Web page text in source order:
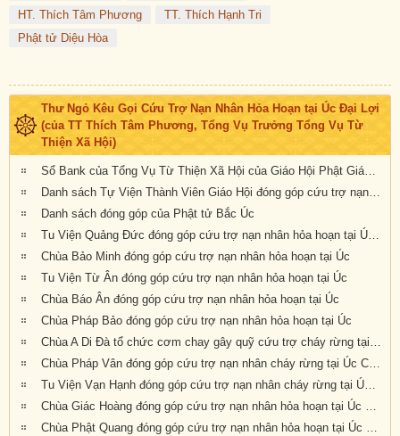
HT. Thích Tâm Phương
TT. Thích Hạnh Tri
Phật tử Diệu Hòa
Thư Ngỏ Kêu Gọi Cứu Trợ Nạn Nhân Hỏa Hoạn tại Úc Đại Lợi
(của TT Thích Tâm Phương, Tổng Vụ Trưởng Tổng Vụ Từ
Thiện Xã Hội)
Sổ Bank của Tổng Vụ Từ Thiện Xã Hội của Giáo Hội Phật Giáo Việt Nam Thống Nhất Hải Ngoại tại Úc Đại Lợi- Tân Tây Lan
Danh sách Tự Viện Thành Viên Giáo Hội đóng góp cứu trợ nạn nhân hỏa hoạn tại Úc
Danh sách đóng góp của Phật tử Bắc Úc
Tu Viện Quảng Đức đóng góp cứu trợ nạn nhân hỏa hoạn tại Úc Châu
Chùa Bảo Minh đóng góp cứu trợ nạn nhân hỏa hoạn tại Úc
Tu Viện Từ Ân đóng góp cứu trợ nạn nhân hỏa hoạn tại Úc
Chùa Báo Ân đóng góp cứu trợ nạn nhân hỏa hoạn tại Úc
Chùa Pháp Bảo đóng góp cứu trợ nạn nhân hỏa hoạn tại Úc
Chùa A Di Đà tổ chức cơm chay gây quỹ cứu trợ cháy rừng tại Úc châu (19.01.2020) 19/1/2020
Chùa Pháp Vân đóng góp cứu trợ nạn nhân cháy rừng tại Úc Châu
Tu Viện Vạn Hạnh đóng góp cứu trợ nạn nhân cháy rừng tại Úc Châu
Chùa Giác Hoàng đóng góp cứu trợ nạn nhân hỏa hoạn tại Úc Châu
Chùa Phật Quang đóng góp cứu trợ nạn nhân hỏa hoạn tại Úc Châu